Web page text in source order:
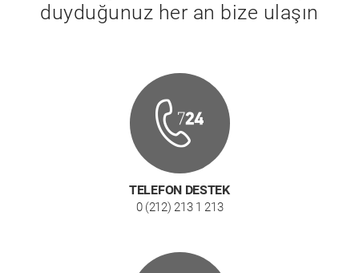
duyduğunuz her an bize ulaşın
TELEFON DESTEK
0 (212) 213 1 213